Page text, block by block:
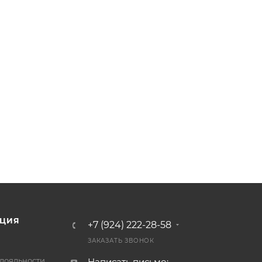
+7 (924) 222-28-58
ЗАКАЗАТЬ ЗВОНОК